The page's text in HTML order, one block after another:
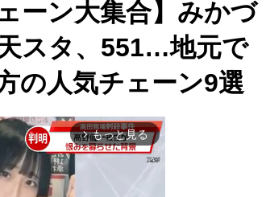
ーン大集合】みかづ
スタ、551…地元で
の人気チェーン9選
arrow_forward_ios もっと見る